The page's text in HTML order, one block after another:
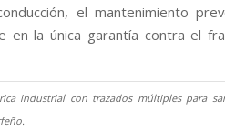
el mantenimiento
en la única garantía contra el